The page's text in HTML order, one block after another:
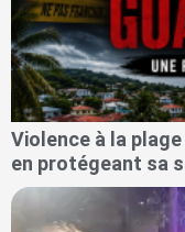
Violence à la
en protégeant sa